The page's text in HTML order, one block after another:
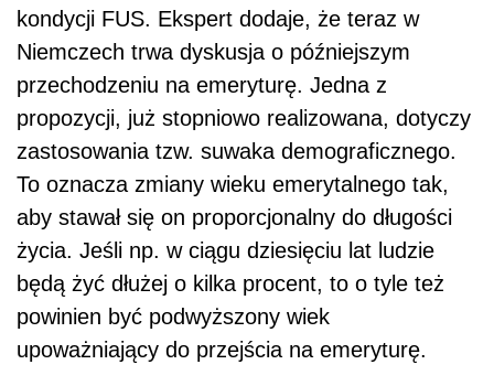
kondycji FUS. Ekspert dodaje, że teraz w
Niemczech trwa dyskusja o późniejszym
przechodzeniu na emeryturę. Jedna z
propozycji, już stopniowo realizowana, dotyczy
zastosowania tzw. suwaka demograficznego.
To oznacza zmiany wieku emerytalnego tak,
aby stawał się on proporcjonalny do długości
życia. Jeśli np. w ciągu dziesięciu lat ludzie
będą żyć dłużej o kilka procent, to o tyle też
powinien być podwyższony wiek
upoważniający do przejścia na emeryturę.